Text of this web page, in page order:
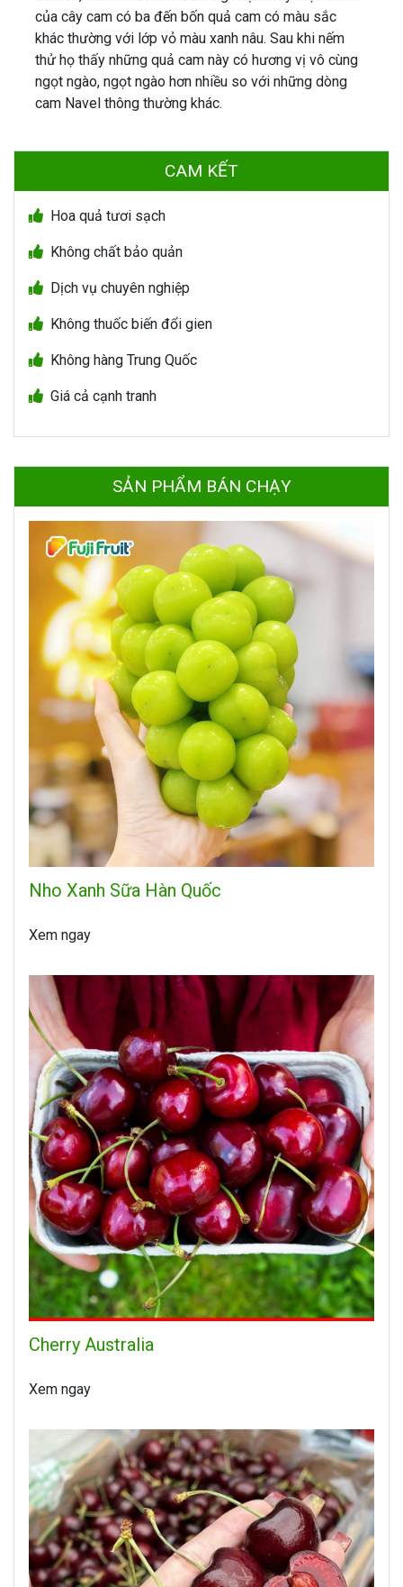
của cây cam có ba đến bốn quả cam có màu sắc
khác thường với lớp vỏ màu xanh nâu. Sau khi nếm
thử họ thấy những quả cam này có hương vị vô cùng
ngọt ngào, ngọt ngào hơn nhiều so với những dòng
cam Navel thông thường khác.
CAM KẾT
Hoa quả tươi sạch
Không chất bảo quản
Dịch vụ chuyên nghiệp
Không thuốc biến đổi gien
Không hàng Trung Quốc
Giá cả cạnh tranh
SẢN PHẨM BÁN CHẠY
Nho Xanh Sữa Hàn Quốc
Xem ngay
Cherry Australia
Xem ngay